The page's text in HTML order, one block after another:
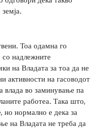
Тоа одамна го
надлежните
на Владата за тоа да не
активности на гасоводот
влада во заминување па
работеа. Така што,
но нормално е дека за
на Владата не треба да